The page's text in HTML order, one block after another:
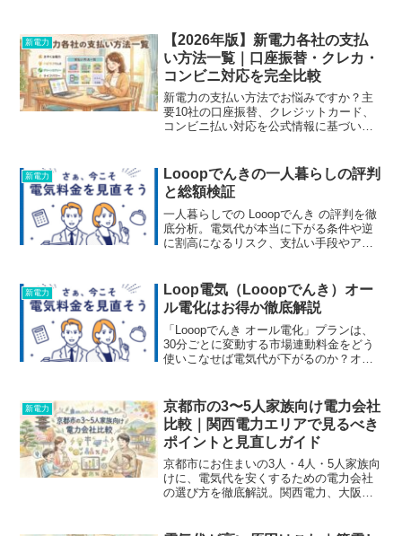
新電力
【2026年版】新電力各社の支払
い方法一覧｜口座振替・クレカ・
コンビニ対応を完全比較
新電力の支払い方法でお悩みですか？主
要10社の口座振替、クレジットカード、
コンビニ払い対応を公式情報に基づいて
新電力
Looopでんきの一人暮らしの評判
と総額検証
一人暮らしでの Looopでんき の評判を徹
底分析。電気代が本当に下がる条件や逆
に割高になるリスク、支払い手段やアプ
す。
新電力
Loop電気（Looopでんき）オー
ル電化はお得か徹底解説
「Looopでんき オール電化」プランは、
30分ごとに変動する市場連動料金をどう
使いこなせば電気代が下がるのか？オー
新電力
京都市の3〜5人家族向け電力会社
比較｜関西電力エリアで見るべき
ポイントと見直しガイド
京都市にお住まいの3人・4人・5人家族向
けに、電気代を安くするための電力会社
の選び方を徹底解説。関西電力、大阪ガ